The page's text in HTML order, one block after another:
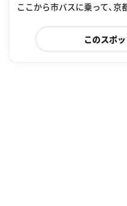
ここから市バスに乗って、
このスポ